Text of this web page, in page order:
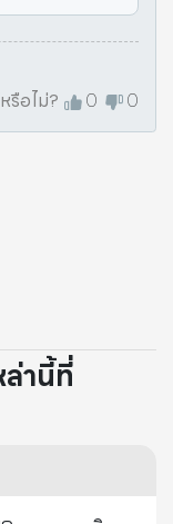
รือไม่? 0 0
านี้ที่